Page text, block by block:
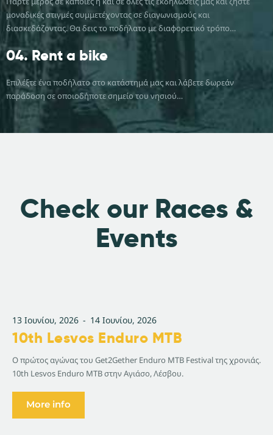
μοναδικές στιγμές συμμετέχοντας σε διαγωνισμούς και
διασκεδάζοντας. Θα δεις το ποδήλατο με διαφορετικό τρόπο…
04.Rent a bike
Επιλέξτε ένα ποδήλατο στο κατάστημά μας και λάβετε δωρεάν
παράδοση σε οποιοδήποτε σημείο του νησιού…
Check our Races &
Events
13 Ιουνίου, 2026 - 14 Ιουνίου, 2026
10th Lesvos Enduro MTB
Ο πρώτος αγώνας του Get2Gether Enduro MTB Festival της χρονιάς.
10th Lesvos Enduro MTB στην Αγιάσο, Λέσβου.
More info